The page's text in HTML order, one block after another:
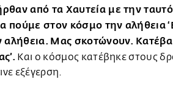
από τα Χαυτεία με την
πούμε στον κόσμο την αλήθεια
αλήθεια. Μας σκοτώνουν.
Και ο κόσμος κατέβηκε στους
εξέγερση.